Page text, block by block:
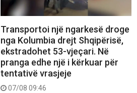
Transportoi një ngarkesë droge
nga Kolumbia drejt Shqipërisë,
ekstradohet 53-vjeçari. Në
pranga edhe një i kërkuar për
tentativë vrasjeje
07/08 09:46